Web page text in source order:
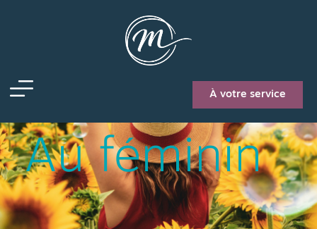
À votre service
authenticité
Au féminin